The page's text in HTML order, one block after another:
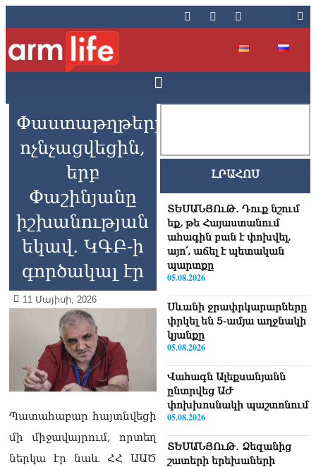
Փաստաթղթերը
ոչնչացվեցին,
երբ
Փաշինյանը
իշխանության
եկավ․ ԿԳԲ-ի
գործակալ էր
11 Մայիսի, 2026
Պատահաբար հայտնվեցի
մի միջավայրում, որտեղ
ներկա էր նաև ՀՀ ԱԱԾ
ԼՐԱՀՈՍ
ՏԵՍԱՆՅՈւԹ․ Դուք նշում
եք, թե Հայաստանում
ահագին բան է փոխվել,
այո՛, աճել է պետական
պարտքը
05.08.2026
Սևանի ջրափրկարարները
փրկել են 5-ամյա աղջնակի
կյանքը
05.08.2026
Վահագն Ալեքսանյանն
ընտրվեց ԱԺ
փոխխոսնակի պաշտոնում
05.08.2026
ՏԵՍԱՆՅՈւԹ․ Ձեզանից
շատերի երեխաների